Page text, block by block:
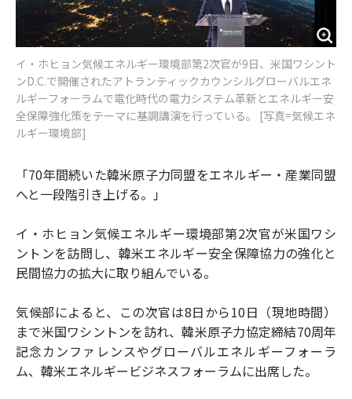
イ・ホヒョン気候エネルギー環境部第2次官が9日、米国ワシント
ンD.C.で開催されたアトランティックカウンシルグローバルエネ
ルギーフォーラムで電化時代の電力システム革新とエネルギー安
全保障強化策をテーマに基調講演を行っている。 [写真=気候エネ
ルギー環境部]
「70年間続いた韓米原子力同盟をエネルギー・産業同盟
へと一段階引き上げる。」
イ・ホヒョン気候エネルギー環境部第2次官が米国ワシ
ントンを訪問し、韓米エネルギー安全保障協力の強化と
民間協力の拡大に取り組んでいる。
気候部によると、この次官は8日から10日（現地時間）
まで米国ワシントンを訪れ、韓米原子力協定締結70周年
記念カンファレンスやグローバルエネルギーフォーラ
ム、韓米エネルギービジネスフォーラムに出席した。